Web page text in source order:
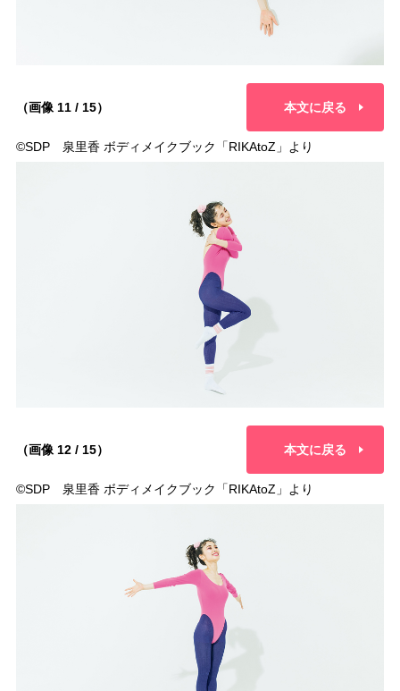
（画像 11 / 15） 本文に戻る
©︎SDP 泉里香 ボディメイクブック「RIKAtoZ」より
（画像 12 / 15） 本文に戻る
©︎SDP 泉里香 ボディメイクブック「RIKAtoZ」より